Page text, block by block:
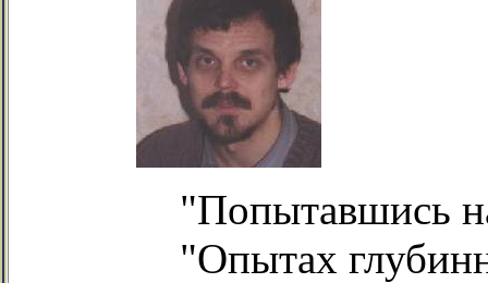
"Попытавшись
"Опытах